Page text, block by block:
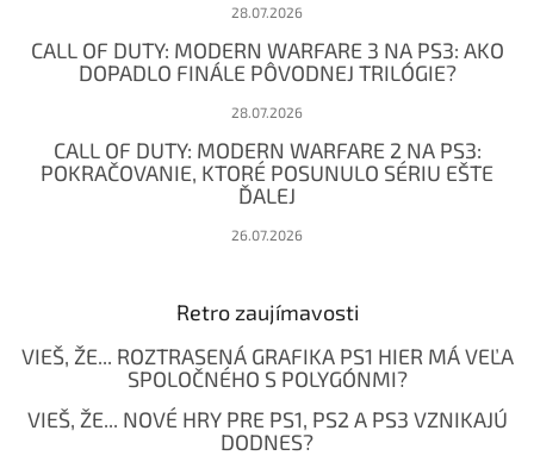
28.07.2026
CALL OF DUTY: MODERN WARFARE 3 NA PS3: AKO
DOPADLO FINÁLE PÔVODNEJ TRILÓGIE?
28.07.2026
CALL OF DUTY: MODERN WARFARE 2 NA PS3:
POKRAČOVANIE, KTORÉ POSUNULO SÉRIU EŠTE
ĎALEJ
26.07.2026
Retro zaujímavosti
VIEŠ, ŽE... ROZTRASENÁ GRAFIKA PS1 HIER MÁ VEĽA
SPOLOČNÉHO S POLYGÓNMI?
VIEŠ, ŽE... NOVÉ HRY PRE PS1, PS2 A PS3 VZNIKAJÚ
DODNES?